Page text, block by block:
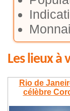
Les lieux à
Rio de
célèbre